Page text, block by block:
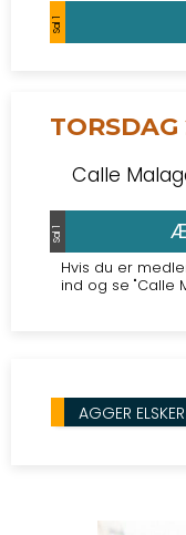
Sal 1
Calle
Sal 1
Hvis du er
ind og se "Calle
AGGER